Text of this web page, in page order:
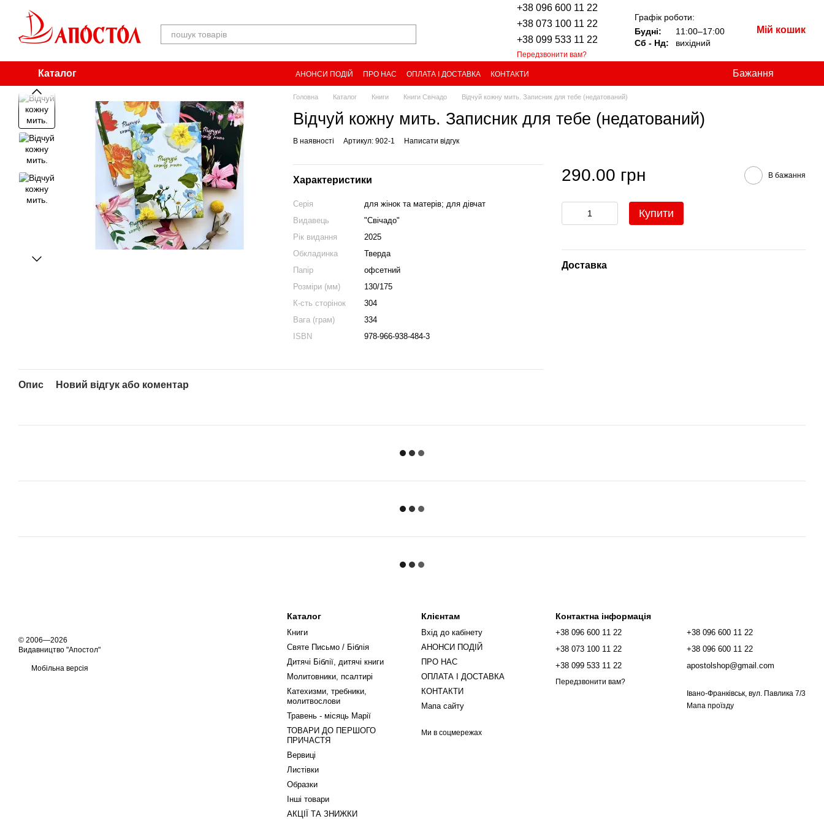
Перейти до основного контенту
+38 096 600 11 22
+38 073 100 11 22
+38 099 533 11 22
Передзвонити вам?
Графік роботи:
Будні:
11:00–17:00
Сб - Нд:
вихідний
Мій кошик
Каталог АНОНСИ ПОДІЙ ПРО НАС ОПЛАТА І ДОСТАВКА КОНТАКТИ Бажання
Головна Каталог Книги Книги Свічадо Відчуй кожну мить. Записник для тебе (недатований)
Відчуй кожну мить. Записник для тебе (недатований)
В наявності Артикул: 902-1 Написати відгук
Характеристики
Серія
для жінок та матерів; для дівчат
Видавець
"Свічадо"
Рік видання
2025
Обкладинка
Тверда
Папір
офсетний
Розміри (мм)
130/175
К-сть сторінок
304
Вага (грам)
334
ISBN
978-966-938-484-3
290.00 грн В бажання
Купити
Доставка
Опис Новий відгук або коментар
© 2006—2026
Видавництво "Апостол"
Мобільна версія
Каталог
Книги
Святе Письмо / Біблія
Дитячі Біблії, дитячі книги
Молитовники, псалтирі
Катехизми, требники,
молитвослови
Травень - місяць Марії
ТОВАРИ ДО ПЕРШОГО
ПРИЧАСТЯ
Вервиці
Листівки
Образки
Інші товари
АКЦІЇ ТА ЗНИЖКИ
Клієнтам
Вхід до кабінету
АНОНСИ ПОДІЙ
ПРО НАС
ОПЛАТА І ДОСТАВКА
КОНТАКТИ
Мапа сайту
Ми в соцмережах
Контактна інформація
+38 096 600 11 22
+38 073 100 11 22
+38 099 533 11 22
Передзвонити вам?
+38 096 600 11 22
+38 096 600 11 22
apostolshop@gmail.com
Івано-Франківськ, вул. Павлика 7/3
Мапа проїзду